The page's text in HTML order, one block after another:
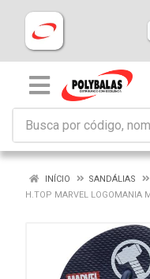
INÍCIO SANDÁLIAS
H.TOP MARVEL LOGOMANIA